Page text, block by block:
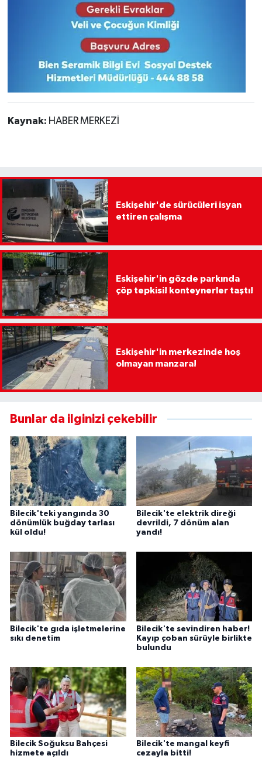
Kaynak: HABER MERKEZİ
Eskişehir'de sürücüleri isyan
ettiren çalışma
Eskişehir'in gözde parkında
çöp tepkisi! konteynerler taştı!
Eskişehir'in merkezinde hoş
olmayan manzara!
Bunlar da ilginizi çekebilir
Bilecik'teki yangında 30
dönümlük buğday tarlası
kül oldu!
Bilecik'te elektrik direği
devrildi, 7 dönüm alan
yandı!
Bilecik'te gıda işletmelerine
sıkı denetim
Bilecik'te sevindiren haber!
Kayıp çoban sürüyle birlikte
bulundu
Bilecik Soğuksu Bahçesi
hizmete açıldı
Bilecik'te mangal keyfi
cezayla bitti!